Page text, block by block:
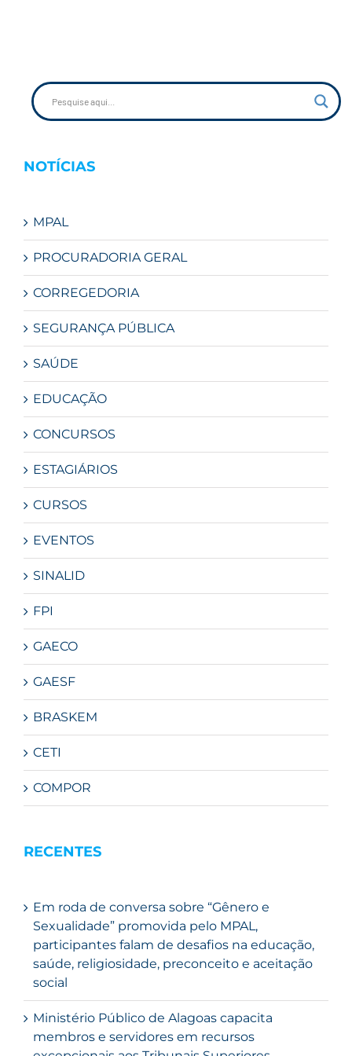
NOTÍCIAS
MPAL
PROCURADORIA GERAL
CORREGEDORIA
SEGURANÇA PÚBLICA
SAÚDE
EDUCAÇÃO
CONCURSOS
ESTAGIÁRIOS
CURSOS
EVENTOS
SINALID
FPI
GAECO
GAESF
BRASKEM
CETI
COMPOR
RECENTES
Em roda de conversa sobre “Gênero e
Sexualidade” promovida pelo MPAL,
participantes falam de desafios na educação,
saúde, religiosidade, preconceito e aceitação
social
Ministério Público de Alagoas capacita
membros e servidores em recursos